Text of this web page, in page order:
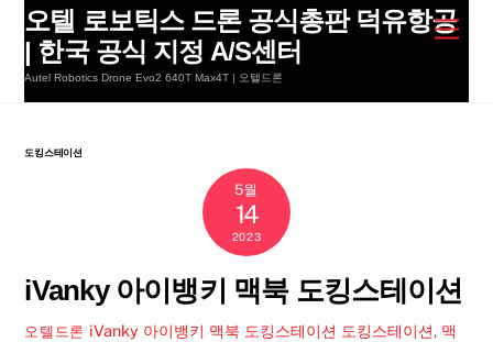
Skip
content
오텔 로보틱스 드론 공식총판 덕유항공
| 한국 공식 지정 A/S센터
Autel Robotics Drone Evo2 640T Max4T | 오텔드론
도킹스테이션
5월
14
2023
iVanky 아이뱅키 맥북 도킹스테이션
오텔드론 iVanky 아이뱅키 맥북 도킹스테이션 도킹스테이션, 맥